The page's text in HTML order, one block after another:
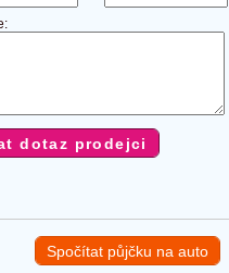
Spočítat půjčku na auto